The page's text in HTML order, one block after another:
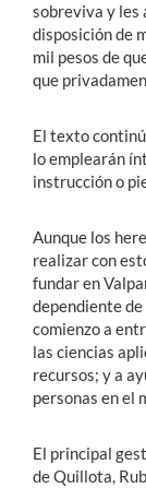
sobreviva y les
disposición de
mil pesos de
que
El texto
lo emplearán
instrucción o
Aunque los
realizar con
fundar en
dependiente
comienzo a
las ciencias
recursos; y a
personas en el
El principal
de Quillota,